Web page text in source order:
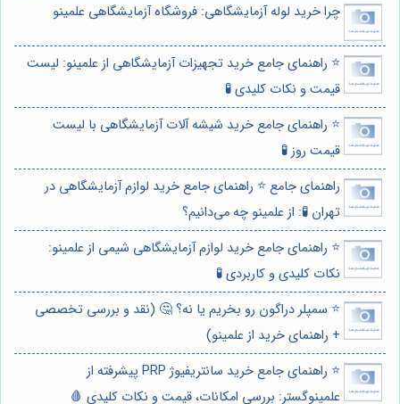
چرا خرید لوله آزمایشگاهی: فروشگاه آزمایشگاهی علمینو
⭐️ راهنمای جامع خرید تجهیزات آزمایشگاهی از علمینو: لیست
قیمت و نکات کلیدی 🧪
⭐️ راهنمای جامع خرید شیشه آلات آزمایشگاهی با لیست
قیمت روز 🧪
راهنمای جامع ⭐️ راهنمای جامع خرید لوازم آزمایشگاهی در
تهران 🧪: از علمینو چه می‌دانیم؟
⭐️ راهنمای جامع خرید لوازم آزمایشگاهی شیمی از علمینو:
نکات کلیدی و کاربردی 🧪
⭐️ سمپلر دراگون رو بخریم یا نه؟ 🤔 (نقد و بررسی تخصصی
+ راهنمای خرید از علمینو)
⭐️ راهنمای جامع خرید سانتریفیوژ PRP پیشرفته از
علمینوگستر: بررسی امکانات، قیمت و نکات کلیدی 🩸